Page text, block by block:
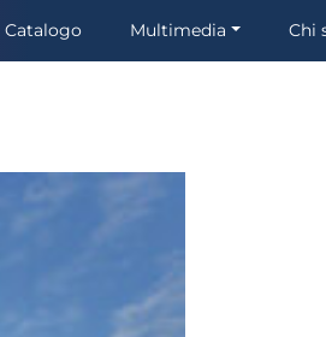
Catalogo Multimedia Chi